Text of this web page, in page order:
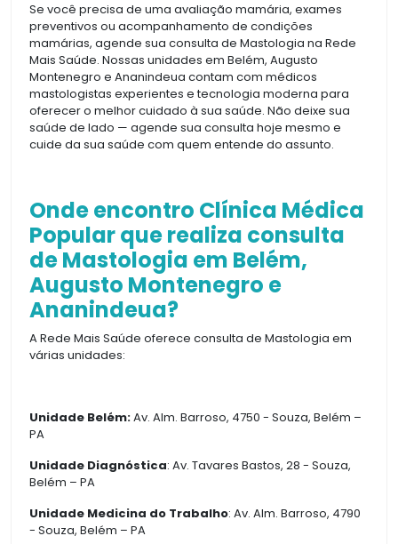
Se você precisa de uma avaliação mamária, exames
preventivos ou acompanhamento de condições
mamárias, agende sua consulta de Mastologia na Rede
Mais Saúde. Nossas unidades em Belém, Augusto
Montenegro e Ananindeua contam com médicos
mastologistas experientes e tecnologia moderna para
oferecer o melhor cuidado à sua saúde. Não deixe sua
saúde de lado — agende sua consulta hoje mesmo e
cuide da sua saúde com quem entende do assunto.
Onde encontro Clínica Médica
Popular que realiza consulta
de Mastologia em Belém,
Augusto Montenegro e
Ananindeua?
A Rede Mais Saúde oferece consulta de Mastologia em
várias unidades:
Unidade Belém:Av. Alm. Barroso, 4750 - Souza, Belém –
PA
Unidade Diagnóstica: Av. Tavares Bastos, 28 - Souza,
Belém – PA
Unidade Medicina do Trabalho: Av. Alm. Barroso, 4790
- Souza, Belém – PA